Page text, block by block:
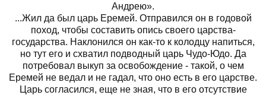
Андрею».
...Жил да был царь Еремей. Отправился он в годовой
поход, чтобы составить опись своего царства-
государства. Наклонился он как-то к колодцу напиться,
но тут его и схватил подводный царь Чудо-Юдо. Да
потребовал выкуп за освобождение - такой, о чем
Еремей не ведал и не гадал, что оно есть в его царстве.
Царь согласился, еще не зная, что в его отсутствие